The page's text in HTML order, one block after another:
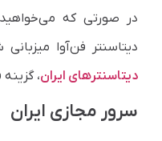
در صورتی که
دیتاسنتر فن‌آوا
دیتاسنترهای ایران،
سرور مجازی ایران